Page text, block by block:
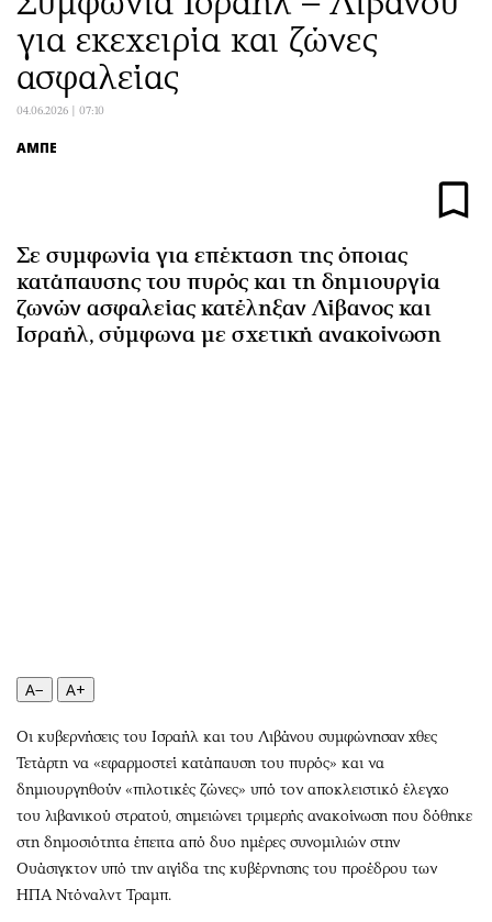
Αθλητισμός
Κύπρος
Ελλάδα
Διεθνή
Κληρώσεις Allwyn
Real Estate
Επιχειρήσεις
Αγορές
Money Review
Θέατρο-Χορός
Εικαστικά
Βιβλίο
Χειρόγραφα
Geek
Νέα
Οικονομία
Γενικά
Αναδρομές
Πρόσωπα
Προσφορές
Προσωπικότητες στην ''Κ''
Επιστολές
για εκεχειρία και ζώνες
ασφαλείας
04.06.2026 | 07:10
ΑΜΠΕ
Σε συμφωνία για επέκταση της όποιας
κατάπαυσης του πυρός και τη δημιουργία
ζωνών ασφαλείας κατέληξαν Λίβανος και
Ισραήλ, σύμφωνα με σχετική ανακοίνωση
A− A+
Οι κυβερνήσεις του Ισραήλ και του Λιβάνου συμφώνησαν χθες
Τετάρτη να «εφαρμοστεί κατάπαυση του πυρός» και να
δημιουργηθούν «πιλοτικές ζώνες» υπό τον αποκλειστικό έλεγχο
του λιβανικού στρατού, σημειώνει τριμερής ανακοίνωση που δόθηκε
στη δημοσιότητα έπειτα από δυο ημέρες συνομιλιών στην
Ουάσιγκτον υπό την αιγίδα της κυβέρνησης του προέδρου των
ΗΠΑ Ντόναλντ Τραμπ.